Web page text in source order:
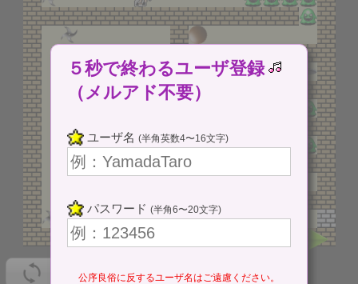
５秒で終わるユーザ登録
（メルアド不要）
ユーザ名 (半角英数4〜16文字)
パスワード (半角6〜20文字)
公序良俗に反するユーザ名はご遠慮ください。